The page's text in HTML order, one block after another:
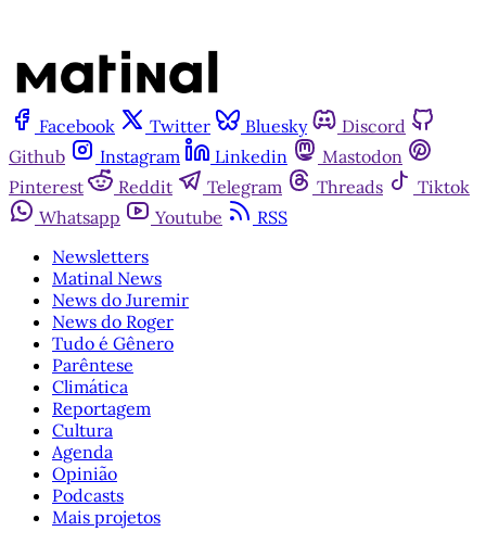
Facebook Twitter Bluesky
Discord
Github
Instagram Linkedin
Mastodon
Pinterest
Reddit Telegram Threads
Tiktok
Whatsapp
Youtube
RSS
Newsletters
Matinal News
News do Juremir
News do Roger
Tudo é Gênero
Parêntese
Climática
Reportagem
Cultura
Agenda
Opinião
Podcasts
Mais projetos